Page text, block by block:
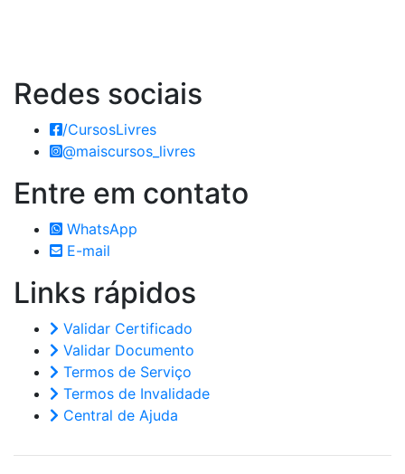
Redes sociais
/CursosLivres
@maiscursos_livres
Entre em contato
WhatsApp
E-mail
Links rápidos
Validar Certificado
Validar Documento
Termos de Serviço
Termos de Invalidade
Central de Ajuda